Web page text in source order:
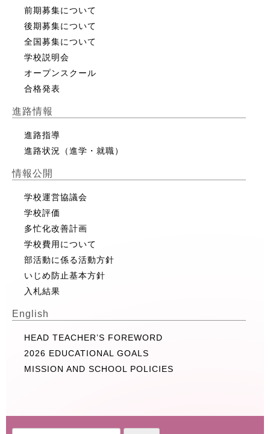
前期募集について
後期募集について
全国募集について
学校説明会
オープンスクール
合格発表
進路情報
進路指導
進路状況（進学・就職）
情報公開
学校運営協議会
学校評価
多忙化改善計画
学校費用について
部活動に係る活動方針
いじめ防止基本方針
入札結果
English
HEAD TEACHER’S FOREWORD
2026 EDUCATIONAL GOALS
MISSION AND SCHOOL POLICIES